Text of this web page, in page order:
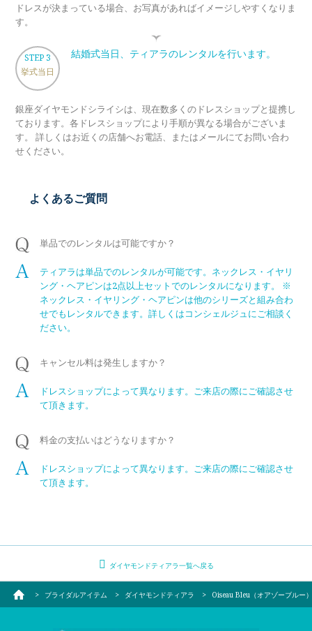
ドレスが決まっている場合、お写真があればイメージしやすくなりま
す。
STEP 3
挙式当日
結婚式当日、ティアラのレンタルを行います。
銀座ダイヤモンドシライシは、現在数多くのドレスショップと提携し
ております。各ドレスショップにより手順が異なる場合がございま
す。 詳しくはお近くの店舗へお電話、またはメールにてお問い合わ
せください。
よくあるご質問
単品でのレンタルは可能ですか？
ティアラは単品でのレンタルが可能です。ネックレス・イヤリ
ング・ヘアピンは2点以上セットでのレンタルになります。 ※
ネックレス・イヤリング・ヘアピンは他のシリーズと組み合わ
せでもレンタルできます。詳しくはコンシェルジュにご相談く
ださい。
キャンセル料は発生しますか？
ドレスショップによって異なります。ご来店の際にご確認させ
て頂きます。
料金の支払いはどうなりますか？
ドレスショップによって異なります。ご来店の際にご確認させ
て頂きます。
ダイヤモンドティアラ一覧へ戻る
ブライダルアイテム ダイヤモンドティアラ Oiseau Bleu（オアゾーブルー）